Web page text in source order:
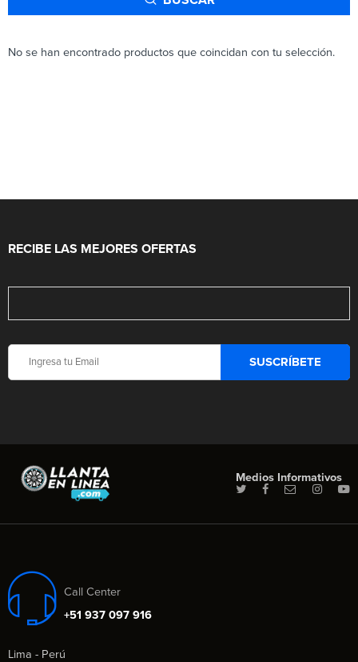
No se han encontrado productos que coincidan con tu selección.
RECIBE LAS MEJORES OFERTAS
Medios Informativos
Call Center
+51 937 097 916
Lima - Perú